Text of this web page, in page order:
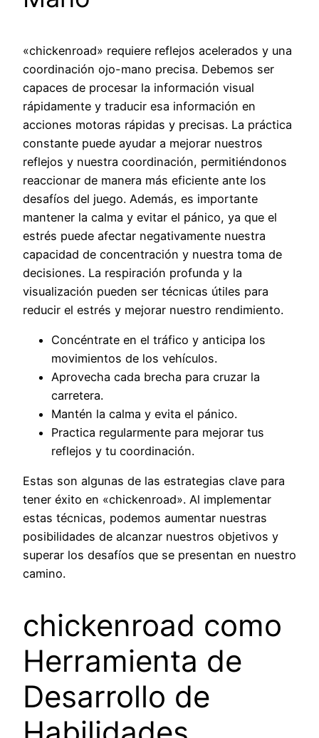
«chickenroad» requiere reflejos acelerados y una
coordinación ojo-mano precisa. Debemos ser
capaces de procesar la información visual
rápidamente y traducir esa información en
acciones motoras rápidas y precisas. La práctica
constante puede ayudar a mejorar nuestros
reflejos y nuestra coordinación, permitiéndonos
reaccionar de manera más eficiente ante los
desafíos del juego. Además, es importante
mantener la calma y evitar el pánico, ya que el
estrés puede afectar negativamente nuestra
capacidad de concentración y nuestra toma de
decisiones. La respiración profunda y la
visualización pueden ser técnicas útiles para
reducir el estrés y mejorar nuestro rendimiento.
Concéntrate en el tráfico y anticipa los
movimientos de los vehículos.
Aprovecha cada brecha para cruzar la
carretera.
Mantén la calma y evita el pánico.
Practica regularmente para mejorar tus
reflejos y tu coordinación.
Estas son algunas de las estrategias clave para
tener éxito en «chickenroad». Al implementar
estas técnicas, podemos aumentar nuestras
posibilidades de alcanzar nuestros objetivos y
superar los desafíos que se presentan en nuestro
camino.
chickenroad como
Herramienta de
Desarrollo de